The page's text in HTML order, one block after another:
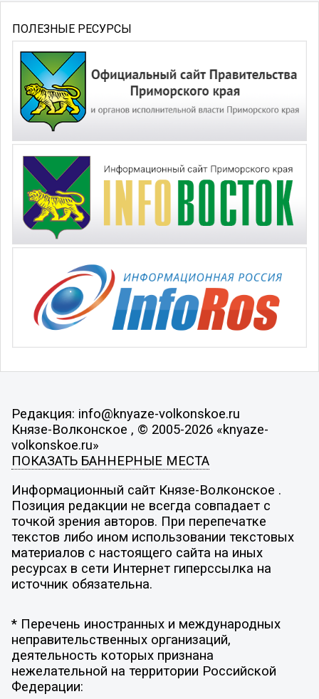
ПОЛЕЗНЫЕ РЕСУРСЫ
Редакция: info@knyaze-volkonskoe.ru
Князе-Волконское , © 2005-2026 «knyaze-
volkonskoe.ru»
ПОКАЗАТЬ БАННЕРНЫЕ МЕСТА
Информационный сайт Князе-Волконское .
Позиция редакции не всегда совпадает с
точкой зрения авторов. При перепечатке
текстов либо ином использовании текстовых
материалов с настоящего сайта на иных
ресурсах в сети Интернет гиперссылка на
источник обязательна.
* Перечень иностранных и международных
неправительственных организаций,
деятельность которых признана
нежелательной на территории Российской
Федерации: